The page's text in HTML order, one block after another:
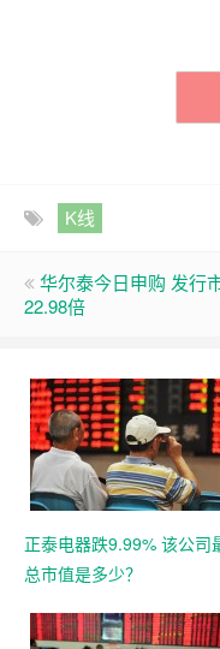
K线
华尔泰今日申购 发行
22.98倍
正泰电器跌9.99% 该公司
总市值是多少？